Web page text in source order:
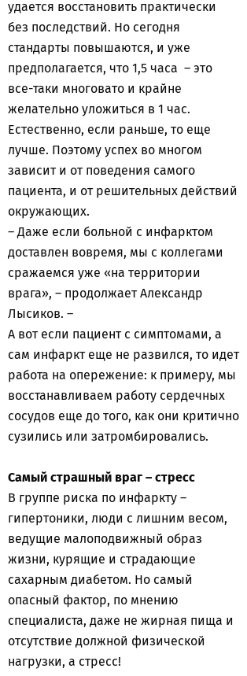
удается восстановить практически
без последствий. Но сегодня
стандарты повышаются, и уже
предполагается, что 1,5 часа – это
все-таки многовато и крайне
желательно уложиться в 1 час.
Естественно, если раньше, то еще
лучше. Поэтому успех во многом
зависит и от поведения самого
пациента, и от решительных действий
окружающих.
– Даже если больной с инфарктом
доставлен вовремя, мы с коллегами
сражаемся уже «на территории
врага», – продолжает Александр
Лысиков. –
А вот если пациент с симптомами, а
сам инфаркт еще не развился, то идет
работа на опережение: к примеру, мы
восстанавливаем работу сердечных
сосудов еще до того, как они критично
сузились или затромбировались.
Самый страшный враг – стресс
В группе риска по инфаркту –
гипертоники, люди с лишним весом,
ведущие малоподвижный образ
жизни, курящие и страдающие
сахарным диабетом. Но самый
опасный фактор, по мнению
специалиста, даже не жирная пища и
отсутствие должной физической
нагрузки, а стресс!